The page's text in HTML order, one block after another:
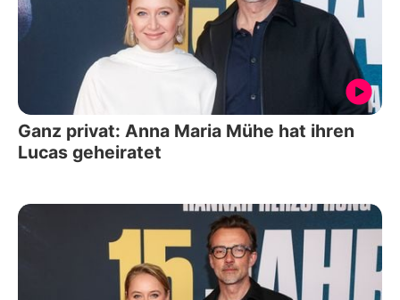
Ganz privat: Anna Maria Mühe hat ihren
Lucas geheiratet